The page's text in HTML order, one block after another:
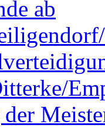
ab